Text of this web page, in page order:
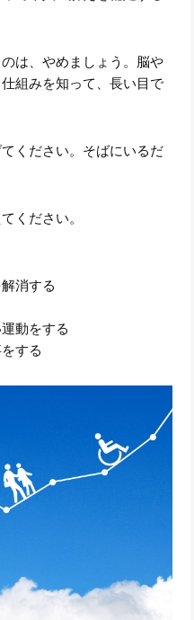
は、やめましょう。脳や
組みを知って、長い目で
ください。そばにいるだ
ください。
消する
動をする
する